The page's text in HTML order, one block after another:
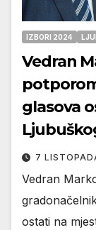
IZBORI 2024
Vedran
glasova
7
Vedran
ostati na